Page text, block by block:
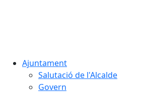
Ajuntament
Salutació de l'Alcalde
Govern